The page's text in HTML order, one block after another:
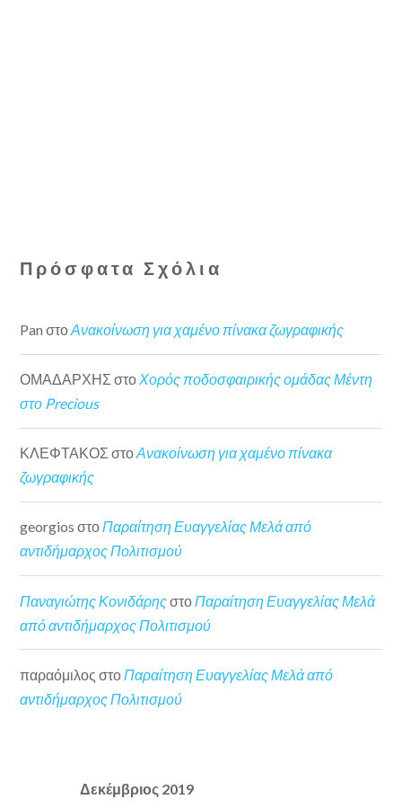
Πρόσφατα Σχόλια
Pan στοΑνακοίνωση για χαμένο πίνακα ζωγραφικής
ΟΜΑΔΑΡΧΗΣ στοΧορός ποδοσφαιρικής ομάδας Μέντη
στο Precious
ΚΛΕΦΤΑΚΟΣ στοΑνακοίνωση για χαμένο πίνακα
ζωγραφικής
georgios στοΠαραίτηση Ευαγγελίας Μελά από
αντιδήμαρχος Πολιτισμού
Παναγιώτης Κονιδάρηςστο Παραίτηση Ευαγγελίας Μελά
από αντιδήμαρχος Πολιτισμού
παραόμιλος στοΠαραίτηση Ευαγγελίας Μελά από
αντιδήμαρχος Πολιτισμού
Δεκέμβριος 2019